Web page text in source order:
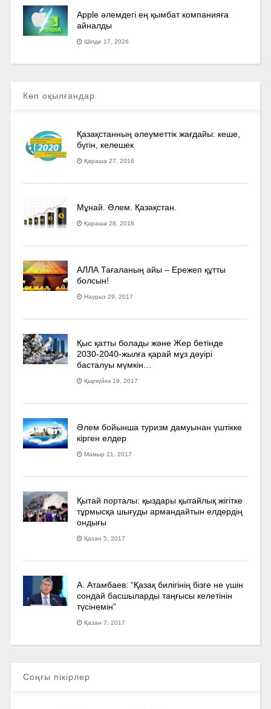
Apple әлемдегі ең қымбат компанияға
айналды
Шілде 17, 2026
Көп оқылғандар
Қазақстанның әлеуметтік жағдайы: кеше,
бүгін, келешек
Қараша 27, 2016
Мұнай. Әлем. Қазақстан.
Қараша 28, 2018
АЛЛА Тағаланың айы – Ережеп құтты
болсын!
Наурыз 29, 2017
Қыс қатты болады және Жер бетінде
2030-2040­-жылға қарай мұз дәуірі
басталуы мүмкін…
Қыркүйек 19, 2017
Әлем бойынша туризм дамуынан үштікке
кірген елдер
Мамыр 21, 2017
Қытай порталы: қыздары қытайлық жігітке
тұрмысқа шығуды армандайтын елдердің
ондығы
Қазан 5, 2017
А. Атамбаев: “Қазақ билігінің бізге не үшін
сондай басшыларды таңғысы келетінін
түсінемін”
Қазан 7, 2017
Соңғы пікірлер